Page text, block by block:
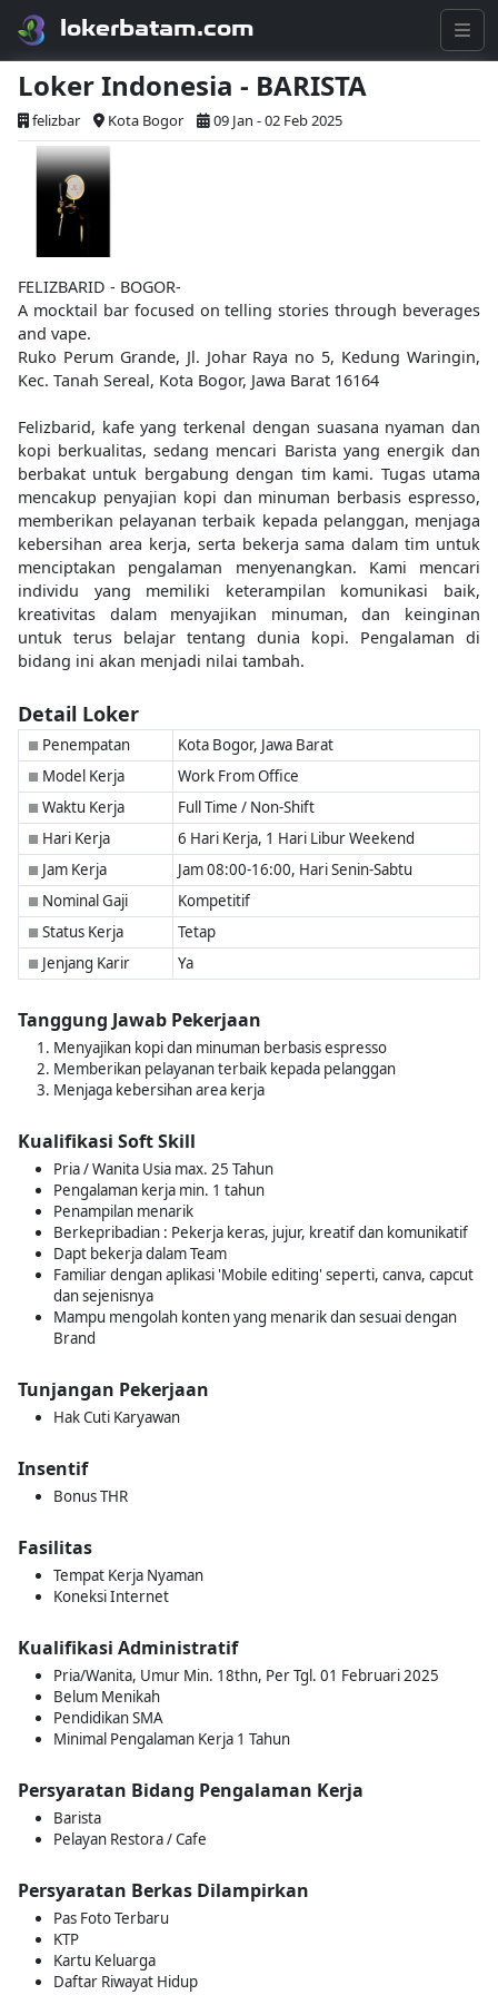
lokerbatam.com
Loker Indonesia - BARISTA
felizbar Kota Bogor 09 Jan - 02 Feb 2025
FELIZBARID - BOGOR-
A mocktail bar focused on telling stories through beverages
and vape.
Ruko Perum Grande, Jl. Johar Raya no 5, Kedung Waringin,
Kec. Tanah Sereal, Kota Bogor, Jawa Barat 16164
Felizbarid, kafe yang terkenal dengan suasana nyaman dan
kopi berkualitas, sedang mencari Barista yang energik dan
berbakat untuk bergabung dengan tim kami. Tugas utama
mencakup penyajian kopi dan minuman berbasis espresso,
memberikan pelayanan terbaik kepada pelanggan, menjaga
kebersihan area kerja, serta bekerja sama dalam tim untuk
menciptakan pengalaman menyenangkan. Kami mencari
individu yang memiliki keterampilan komunikasi baik,
kreativitas dalam menyajikan minuman, dan keinginan
untuk terus belajar tentang dunia kopi. Pengalaman di
bidang ini akan menjadi nilai tambah.
Detail Loker
■ Penempatan Kota Bogor, Jawa Barat
■ Model Kerja Work From Office
■ Waktu Kerja Full Time / Non-Shift
■ Hari Kerja 6 Hari Kerja, 1 Hari Libur Weekend
■ Jam Kerja Jam 08:00-16:00, Hari Senin-Sabtu
■ Nominal Gaji Kompetitif
■ Status Kerja Tetap
■ Jenjang Karir Ya
Tanggung Jawab Pekerjaan
Menyajikan kopi dan minuman berbasis espresso
Memberikan pelayanan terbaik kepada pelanggan
Menjaga kebersihan area kerja
Kualifikasi Soft Skill
Pria / Wanita Usia max. 25 Tahun
Pengalaman kerja min. 1 tahun
Penampilan menarik
Berkepribadian : Pekerja keras, jujur, kreatif dan komunikatif
Dapt bekerja dalam Team
Familiar dengan aplikasi 'Mobile editing' seperti, canva, capcut
dan sejenisnya
Mampu mengolah konten yang menarik dan sesuai dengan
Brand
Tunjangan Pekerjaan
Hak Cuti Karyawan
Insentif
Bonus THR
Fasilitas
Tempat Kerja Nyaman
Koneksi Internet
Kualifikasi Administratif
Pria/Wanita, Umur Min. 18thn, Per Tgl. 01 Februari 2025
Belum Menikah
Pendidikan SMA
Minimal Pengalaman Kerja 1 Tahun
Persyaratan Bidang Pengalaman Kerja
Barista
Pelayan Restora / Cafe
Persyaratan Berkas Dilampirkan
Pas Foto Terbaru
KTP
Kartu Keluarga
Daftar Riwayat Hidup